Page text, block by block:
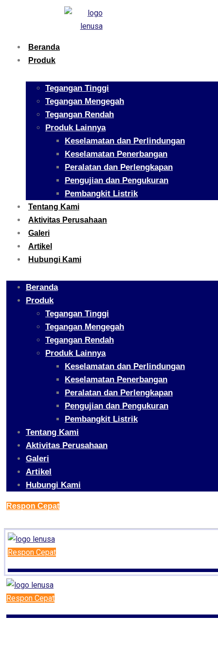
Beranda
Produk
Tegangan Tinggi
Tegangan Mengegah
Tegangan Rendah
Produk Lainnya
Keselamatan dan Perlindungan
Keselamatan Penerbangan
Peralatan dan Perlengkapan
Pengujian dan Pengukuran
Pembangkit Listrik
Tentang Kami
Aktivitas Perusahaan
Galeri
Artikel
Hubungi Kami
Beranda
Produk
Tegangan Tinggi
Tegangan Mengegah
Tegangan Rendah
Produk Lainnya
Keselamatan dan Perlindungan
Keselamatan Penerbangan
Peralatan dan Perlengkapan
Pengujian dan Pengukuran
Pembangkit Listrik
Tentang Kami
Aktivitas Perusahaan
Galeri
Artikel
Hubungi Kami
Respon Cepat
Respon Cepat
Respon Cepat